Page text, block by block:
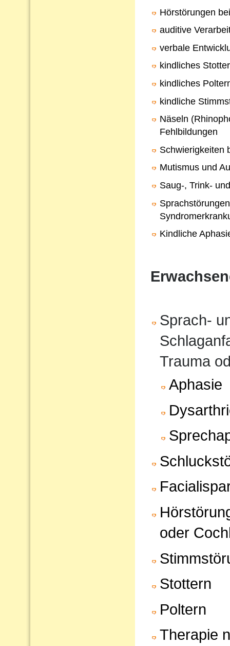
Hörstörungen
auditive
verbale
kindliches
kindliches
kindliche
Näseln
Fehlbildungen
Schwierigkeiten
Mutismus und
Saug-, Trink-
Kindliche
Sprach-
Trauma
Aphasie
oder
Stottern
Poltern
Therapie